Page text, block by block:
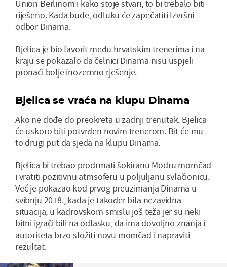
Union Berlinom i kako stoje stvari, to bi trebalo biti
riješeno. Kada bude, odluku će zapečatiti Izvršni
odbor Dinama.
Bjelica je bio favorit među hrvatskim trenerima i na
kraju se pokazalo da čelnici Dinama nisu uspjeli
pronaći bolje inozemno rješenje.
Bjelica se vraća na klupu Dinama
Ako ne dođe do preokreta u zadnji trenutak, Bjelica
će uskoro biti potvrđen novim trenerom. Bit će mu
to drugi put da sjeda na klupu Dinama.
Bjelica bi trebao prodrmati šokiranu Modru momčad
i vratiti pozitivnu atmsoferu u poljuljanu svlačionicu.
Već je pokazao kod prvog preuzimanja Dinama u
svibnju 2018., kada je također bila nezavidna
situacija, u kadrovskom smislu još teža jer su neki
bitni igrači bili na odlasku, da ima dovoljno znanja i
autoriteta brzo složiti novu momčad i napraviti
rezultat.